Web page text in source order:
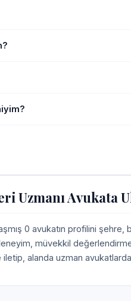
Uzmanı Avukata
0 avukatın profilini
müvekkil
iletip, alanda uzman